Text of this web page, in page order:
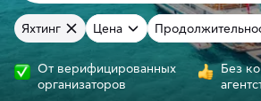
Яхтинг Цена
От верифицированных
организаторов
Без